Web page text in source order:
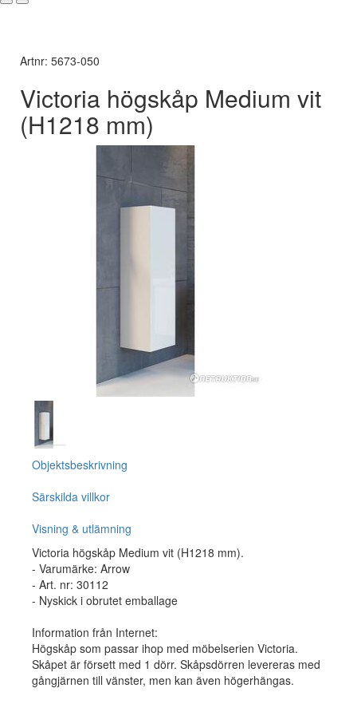
Artnr: 5673-050
Victoria högskåp Medium vit
(H1218 mm)
Objektsbeskrivning
Särskilda villkor
Visning & utlämning
Victoria högskåp Medium vit (H1218 mm).
- Varumärke: Arrow
- Art. nr: 30112
- Nyskick i obrutet emballage
Information från Internet:
Högskåp som passar ihop med möbelserien Victoria.
Skåpet är försett med 1 dörr. Skåpsdörren levereras med
gångjärnen till vänster, men kan även högerhängas.